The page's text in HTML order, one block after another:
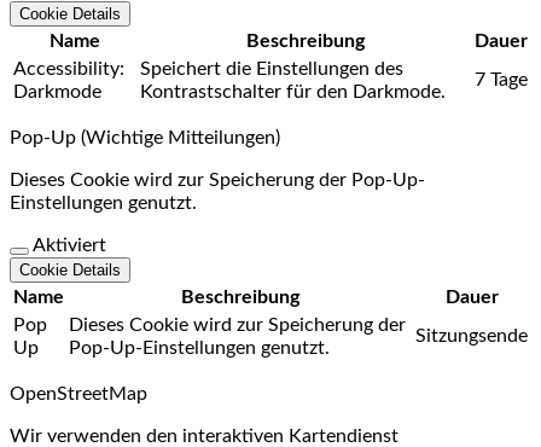
Cookie Details
Name Beschreibung
Dauer
Accessibility:
Darkmode
Speichert die Einstellungen des
Kontrastschalter für den Darkmode.
7 Tage
Pop-Up (Wichtige Mitteilungen)
Dieses Cookie wird zur Speicherung der Pop-Up-
Einstellungen genutzt.
Aktiviert
Cookie Details
Name Beschreibung
Dauer
Pop
Up
Dieses Cookie wird zur Speicherung der
Pop-Up-Einstellungen genutzt.
Sitzungsende
OpenStreetMap
Wir verwenden den interaktiven Kartendienst